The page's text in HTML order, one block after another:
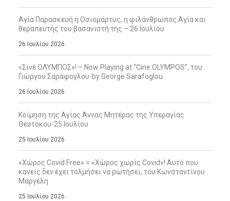
Αγία Παρασκευή η Οσιομάρτυς, η φιλάνθρωπος Αγία και
θεραπευτής του βασανιστή της – 26 Ιουλίου
26 Ιουλίου 2026
«Σινέ ΟΛΥΜΠΟΣ»! – Now Playing at “Cine OLYMPOS”, του
Γιώργου Σαράφογλου-by George Sarafoglou
26 Ιουλίου 2026
Κοίμηση της Αγίας Άννας Μητέρας της Υπεραγίας
Θεοτόκου-25 Ιουλίου
25 Ιουλίου 2026
«Χώρος Covid Free» = «Χώρος χωρίς Covid»! Αυτό που
κανείς δεν έχει τολμήσει να ρωτήσει, του Κωνσταντίνου
Μαργέλη
25 Ιουλίου 2026